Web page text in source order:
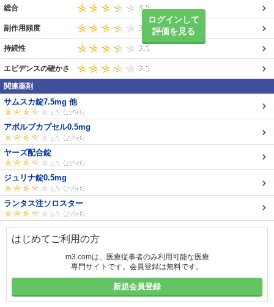
ログインして
評価を見る
総合
副作用頻度
持続性
エビデンスの確かさ
関連薬剤
サムスカ錠7.5mg 他
アボルブカプセル0.5mg
ヤーズ配合錠
ジュリナ錠0.5mg
ランタス注ソロスター
はじめてご利用の方
m3.comは、医療従事者のみ利用可能な医療
専門サイトです。会員登録は無料です。
新規会員登録